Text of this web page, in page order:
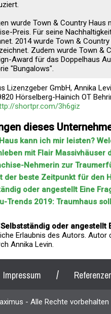
wurde Town & Country
Preis. Für seine
2014 wurde Town &
Zudem wurde Town &
Award für das Doppelhaus
"Bungalows".
Lizenzgeber GmbH, Annika
Hörselberg-Hainich OT
shortpr.com/3h6giz
dieses
kann ich mir leisten?
mit Flair Massivhäuser
Nehmerin zur
der beste Zeitpunkt für den
oder angestellt Eine
Trends 2019: Traumhaus
Selbstständig oder angestellt
Erlaubnis des Autors. Autor
Annika Levin.
Impressum /
- Alle Rechte vorbehalten